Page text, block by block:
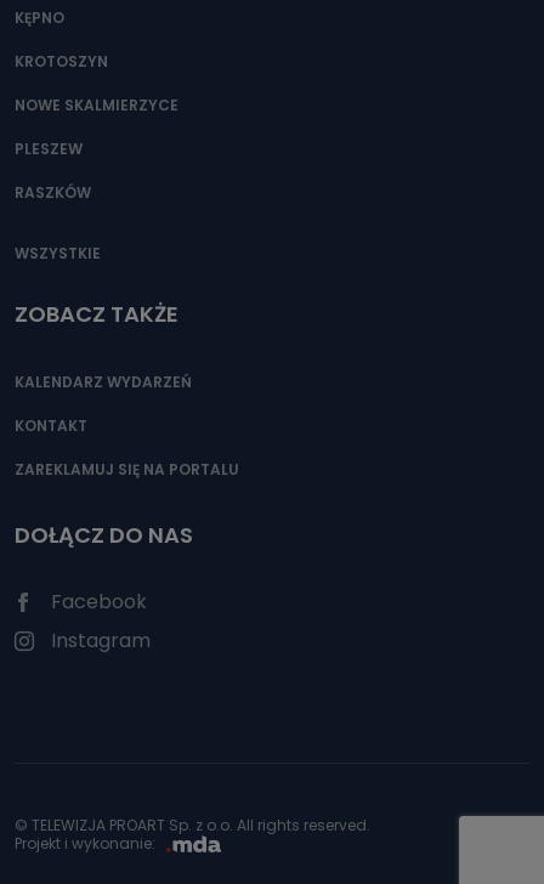
KĘPNO
KROTOSZYN
NOWE SKALMIERZYCE
PLESZEW
RASZKÓW
WSZYSTKIE
ZOBACZ TAKŻE
KALENDARZ WYDARZEŃ
KONTAKT
ZAREKLAMUJ SIĘ NA PORTALU
DOŁĄCZ DO NAS
Facebook
Instagram
© TELEWIZJA PROART Sp. z o.o. All rights reserved.
Projekt i wykonanie: